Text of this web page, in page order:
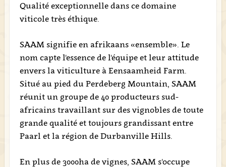
Qualité exceptionnelle dans ce domaine
viticole très éthique.
SAAM signifie en afrikaans «ensemble». Le
nom capte l'essence de l'équipe et leur attitude
envers la viticulture à Eensaamheid Farm.
Situé au pied du Perdeberg Mountain, SAAM
réunit un groupe de 40 producteurs sud-
africains travaillant sur des vignobles de toute
grande qualité et toujours grandissant entre
Paarl et la région de Durbanville Hills.
En plus de 3000ha de vignes, SAAM s'occupe